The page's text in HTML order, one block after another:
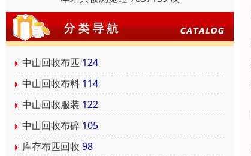
中山回收布匹 124
中山回收布料 114
中山回收服装 122
中山回收布碎 105
库存布匹回收 98